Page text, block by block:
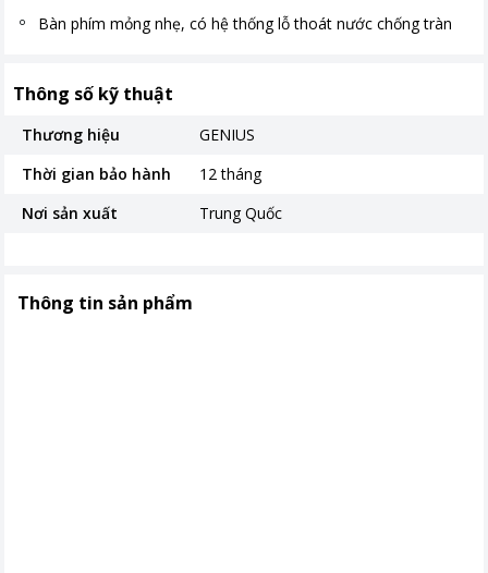
Bàn phím mỏng nhẹ, có hệ thống lỗ thoát nước chống tràn
Thông số kỹ thuật
Thương hiệu
GENIUS
Thời gian bảo hành
12 tháng
Nơi sản xuất
Trung Quốc
Thông tin sản phẩm